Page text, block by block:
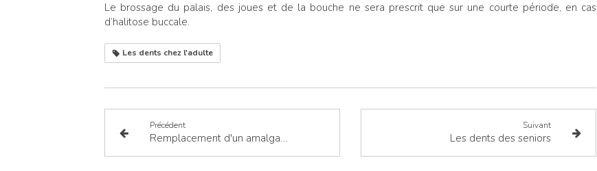
Le brossage du palais, des joues et de la bouche ne sera prescrit que sur une courte période, en cas
d’halitose buccale.
Les dents chez l'adulte
Précédent
Remplacement d'un amalgame par un inlay
Suivant
Les dents des seniors